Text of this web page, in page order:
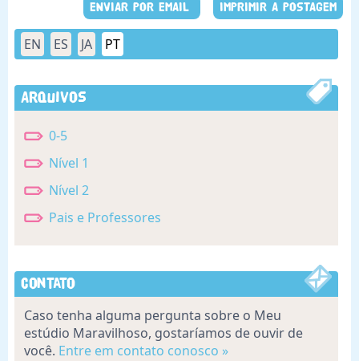
ENVIAR POR EMAIL IMPRIMIR A POSTAGEM
EN ES JA PT
Arquivos
0-5
Nível 1
Nível 2
Pais e Professores
Contato
Caso tenha alguma pergunta sobre o Meu
estúdio Maravilhoso, gostaríamos de ouvir de
você. Entre em contato conosco »